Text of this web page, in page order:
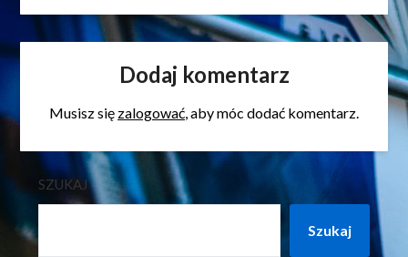
Dodaj komentarz
Musisz się zalogować, aby móc dodać komentarz.
SZUKAJ
Szukaj